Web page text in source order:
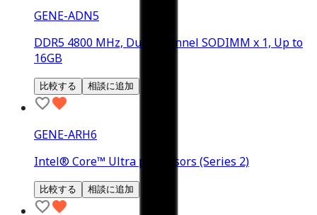
GENE-ADN5
DDR5 4800 MHz, Dual Channel SODIMM x 1, Up to
16GB
比較する 相談に追加
GENE-ARH6
Intel® Core™ Ultra processors (Series 2)
比較する 相談に追加